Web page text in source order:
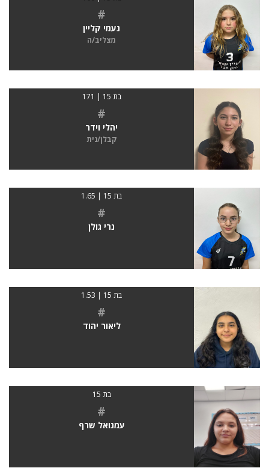
#
נעמי קליין
מצליב/ה
בת 15 | 171
#
יהלי וידר
קבלן/נית
בת 15 | 1.65
#
נרי גולן
בת 15 | 1.53
#
ליאור יהוד
בת 15
#
עמנואל שרף